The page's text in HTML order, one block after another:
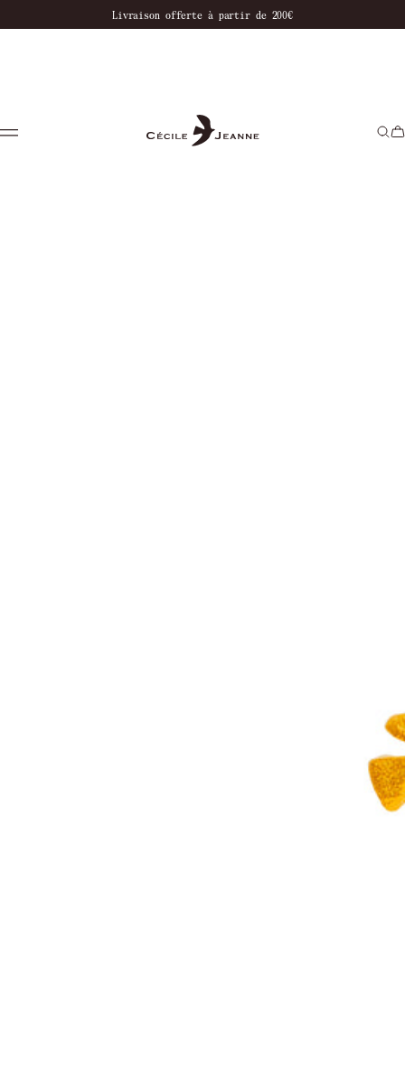
Livraison offerte à partir de 200€